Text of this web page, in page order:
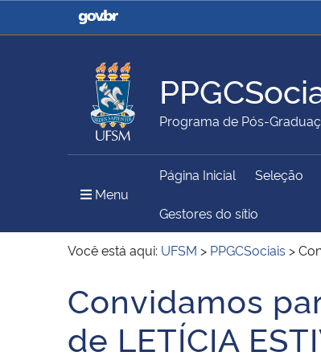
Casa Civil
Ministério da
Ministério da Agricultura,
Pecuária e Abastecimento
Ministério da
Ministério do Meio Ambiente Ministério do
Institucional
Programa de Pós-
Menu
Página Inicial Seleção
Gestores do sítio
Você está aqui: UFSM > PPGCSociais >
Início do conteúdo
Convidamos
de LETÍCIA